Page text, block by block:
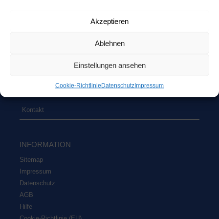
Akzeptieren
Ablehnen
Einstellungen ansehen
Coo­kie-Richt­li­nieDaten­schutzImpres­sum
Kon­takt
INFOR­MA­TI­ON
Site­map
Impres­sum
Daten­schutz
AGB
Hil­fe